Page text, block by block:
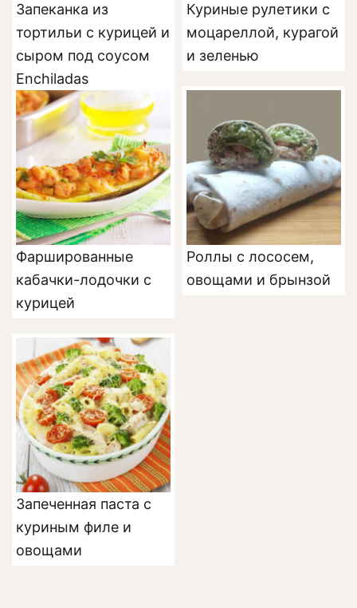
Запеканка из
тортильи с курицей и
сыром под соусом
Enchiladas
Куриные рулетики с
моцареллой, курагой
и зеленью
Фаршированные
кабачки-лодочки с
курицей
Роллы с лососем,
овощами и брынзой
Запеченная паста с
куриным филе и
овощами